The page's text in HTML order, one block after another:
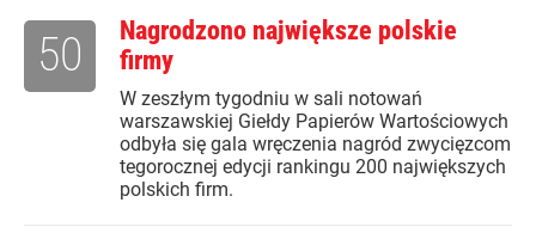
Nagrodzono największe polskie
firmy
W zeszłym tygodniu w sali notowań
warszawskiej Giełdy Papierów Wartościowych
odbyła się gala wręczenia nagród zwycięzcom
tegorocznej edycji rankingu 200 największych
polskich firm.
50